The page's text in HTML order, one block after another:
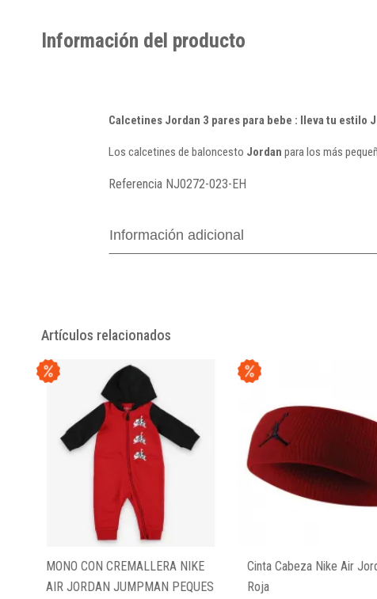
Información del producto
Calcetines Jordan 3 pares para bebe : lleva tu estilo
Los calcetines de baloncesto Jordan para los más
Referencia NJ0272-023-EH
Información adicional
Artículos relacionados
MONO CON CREMALLERA NIKE
AIR JORDAN JUMPMAN PEQUES
Cinta Cabeza Nike Air
Roja